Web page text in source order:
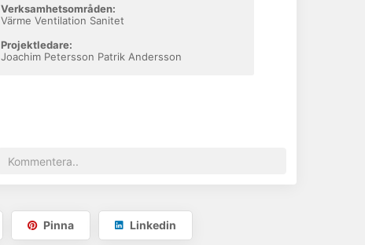
Verksamhetsområden:
Värme Ventilation Sanitet
Projektledare:
Joachim Petersson Patrik Andersson
Pinna Linkedin